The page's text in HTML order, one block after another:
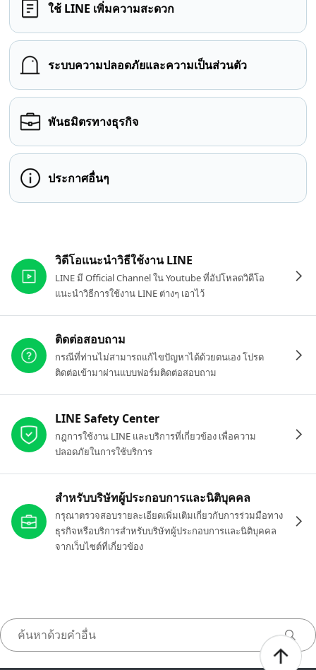
ใช้ LINE เพิ่มความสะดวก
ระบบความปลอดภัยและความเป็นส่วนตัว
พันธมิตรทางธุรกิจ
ประกาศอื่นๆ
วิดีโอแนะนำวิธีใช้งาน LINE
LINE มี Official Channel ใน Youtube ที่อัปโหลดวิดีโอ
แนะนำวิธีการใช้งาน LINE ต่างๆ เอาไว้
ติดต่อสอบถาม
กรณีที่ท่านไม่สามารถแก้ไขปัญหาได้ด้วยตนเอง โปรด
ติดต่อเข้ามาผ่านแบบฟอร์มติดต่อสอบถาม
LINE Safety Center
กฎการใช้งาน LINE และบริการที่เกี่ยวข้อง เพื่อความ
ปลอดภัยในการใช้บริการ
สำหรับบริษัทผู้ประกอบการและนิติบุคคล
กรุณาตรวจสอบรายละเอียดเพิ่มเติมเกี่ยวกับการร่วมมือทาง
ธุรกิจหรือบริการสำหรับบริษัทผู้ประกอบการและนิติบุคคล
จากเว็บไซต์ที่เกี่ยวข้อง